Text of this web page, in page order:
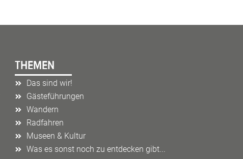
THEMEN
Das sind wir!
Gästeführungen
Wandern
Radfahren
Museen & Kultur
Was es sonst noch zu entdecken gibt...